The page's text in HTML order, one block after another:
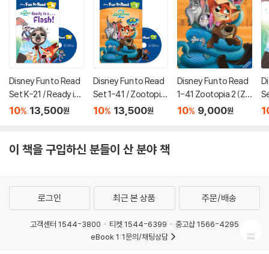
Disney Fun to Read
Set K-21 / Ready in
a Flash (Zootopia 2)
10% 13,500원
Disney Fun to Read
Set 1-41 / Zootopia
2 (Zootopia 2)
10% 13,500원
Disney Fun to Read
1-41 Zootopia 2 (Zo
otopia 2) (CD 미포
10% 9,000원
a
이 책을 구입하신 분들이 산 분야 책
로그인 최근 본 상품 주문/배송
고객센터 1544-3800 티켓 1544-6399
중고샵 1566-4295
eBook 1:1문의/채팅상담